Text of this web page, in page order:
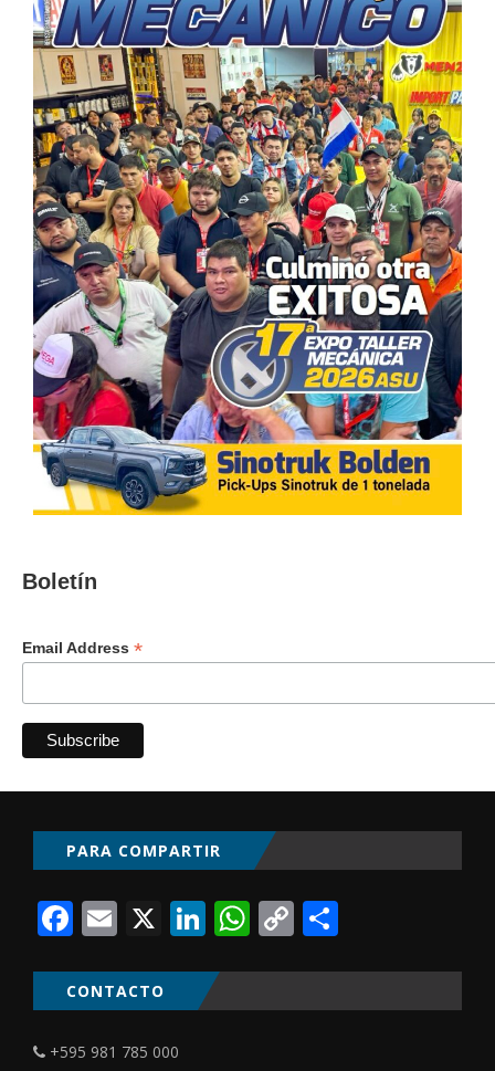
Boletín
Email Address *
PARA COMPARTIR
Facebook
Email
X LinkedIn
WhatsApp
Copy
CONTACTO
+595 981 785 000